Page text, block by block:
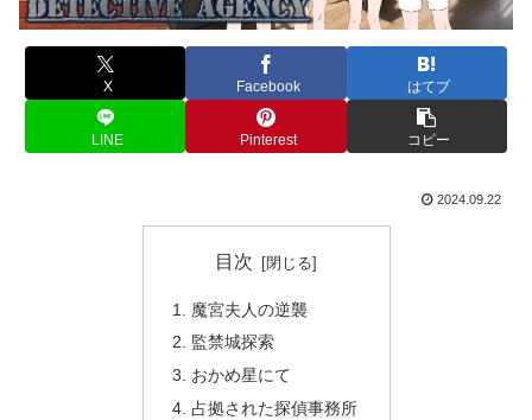
X Facebook はてブ
LINE Pinterest コピー
2024.09.22
目次
魔宮夫人の逆襲
監禁城探索
おかめ星にて
占拠された探偵事務所